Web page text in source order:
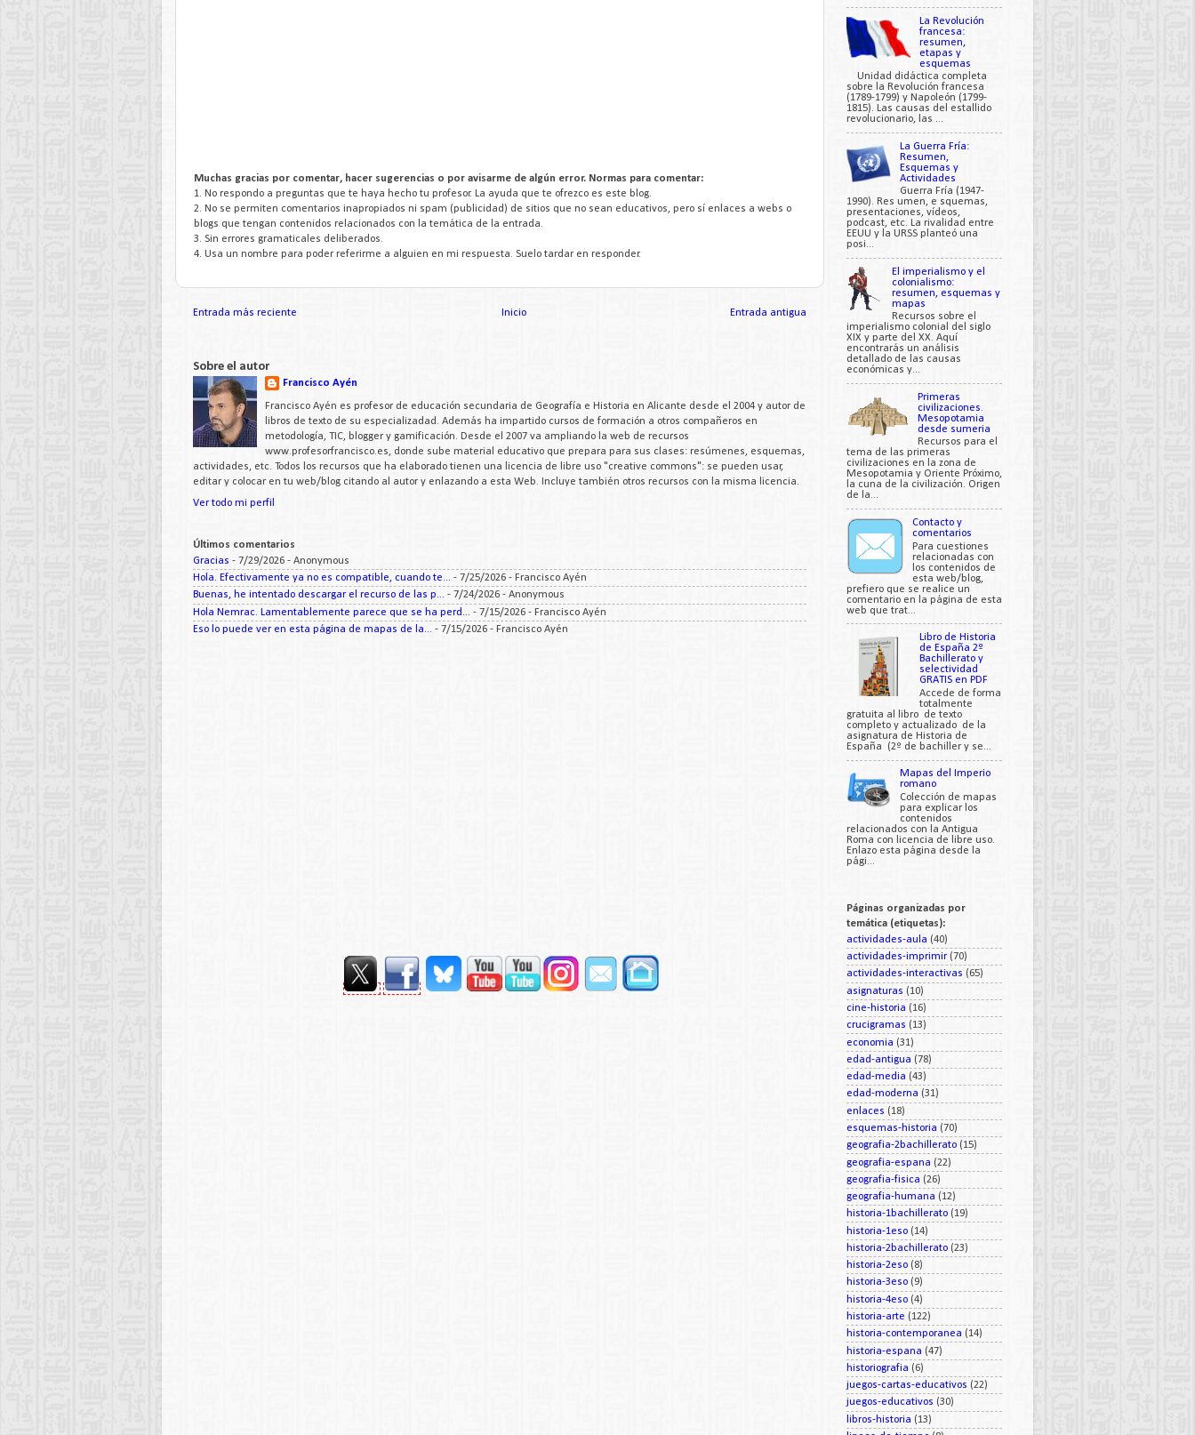
Muchas gracias por comentar, hacer sugerencias o por avisarme de algún error. Normas para comentar:
1. No respondo a preguntas que te haya hecho tu profesor. La ayuda que te ofrezco es este blog.
2. No se permiten comentarios inapropiados ni spam (publicidad) de sitios que no sean educativos, pero sí enlaces a webs o
blogs que tengan contenidos relacionados con la temática de la entrada.
3. Sin errores gramaticales deliberados.
4. Usa un nombre para poder referirme a alguien en mi respuesta. Suelo tardar en responder.
Entrada más reciente Entrada antigua
Inicio
Sobre el autor
Francisco Ayén
Francisco Ayén es profesor de educación secundaria de Geografía e Historia en Alicante desde el 2004 y autor de
libros de texto de su especializadad. Además ha impartido cursos de formación a otros compañeros en
metodología, TIC, blogger y gamificación. Desde el 2007 va ampliando la web de recursos
www.profesorfrancisco.es, donde sube material educativo que prepara para sus clases: resúmenes, esquemas,
actividades, etc. Todos los recursos que ha elaborado tienen una licencia de libre uso "creative commons": se pueden usar,
editar y colocar en tu web/blog citando al autor y enlazando a esta Web. Incluye también otros recursos con la misma licencia.
Ver todo mi perfil
Últimos comentarios
Gracias - 7/29/2026 - Anonymous
Hola. Efectivamente ya no es compatible, cuando te... - 7/25/2026 - Francisco Ayén
Buenas, he intentado descargar el recurso de las p... - 7/24/2026 - Anonymous
Hola Nemrac. Lamentablemente parece que se ha perd... - 7/15/2026 - Francisco Ayén
Eso lo puede ver en esta página de mapas de la... - 7/15/2026 - Francisco Ayén
La Revolución
francesa:
resumen,
etapas y
esquemas
Unidad didáctica completa
sobre la Revolución francesa
(1789-1799) y Napoleón (1799-
1815). Las causas del estallido
revolucionario, las ...
La Guerra Fría:
Resumen,
Esquemas y
Actividades
Guerra Fría (1947-
1990). Res umen, e squemas,
presentaciones, vídeos,
podcast, etc. La rivalidad entre
EEUU y la URSS planteó una
posi...
El imperialismo y el
colonialismo:
resumen, esquemas y
mapas
Recursos sobre el
imperialismo colonial del siglo
XIX y parte del XX. Aquí
encontrarás un análisis
detallado de las causas
económicas y...
Primeras
civilizaciones.
Mesopotamia
desde sumeria
Recursos para el
tema de las primeras
civilizaciones en la zona de
Mesopotamia y Oriente Próximo,
la cuna de la civilización. Origen
de la...
Contacto y
comentarios
Para cuestiones
relacionadas con
los contenidos de
esta web/blog,
prefiero que se realice un
comentario en la página de esta
web que trat...
Libro de Historia
de España 2º
Bachillerato y
selectividad
GRATIS en PDF
Accede de forma
totalmente
gratuita al libro de texto
completo y actualizado de la
asignatura de Historia de
España (2º de bachiller y se...
Mapas del Imperio
romano
Colección de mapas
para explicar los
contenidos
relacionados con la Antigua
Roma con licencia de libre uso.
Enlazo esta página desde la
pági...
Páginas organizadas por
temática (etiquetas):
actividades-aula (40)
actividades-imprimir (70)
actividades-interactivas (65)
asignaturas (10)
cine-historia (16)
crucigramas (13)
economia (31)
edad-antigua (78)
edad-media (43)
edad-moderna (31)
enlaces (18)
esquemas-historia (70)
geografia-2bachillerato (15)
geografia-espana (22)
geografia-fisica (26)
geografia-humana (12)
historia-1bachillerato (19)
historia-1eso (14)
historia-2bachillerato (23)
historia-2eso (8)
historia-3eso (9)
historia-4eso (4)
historia-arte (122)
historia-contemporanea (14)
historia-espana (47)
historiografia (6)
juegos-cartas-educativos (22)
juegos-educativos (30)
libros-historia (13)